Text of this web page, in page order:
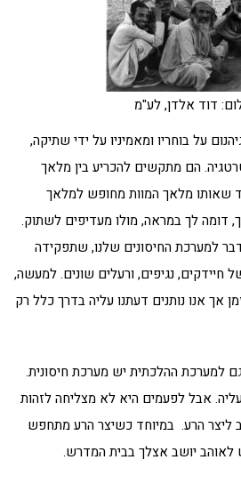
דוד אלדן, לע"מ
על בוחריו ומאמיניו על ידי שתיקה,
הם מתקשים להכריע בין מלאך
שאותו מלאך המוות מחופש למלאך
דומה לך במראה, מולו מעדיפים לשתוק.
למערכת החיסונים שלנו, שתפקידה
חיידקים, נגיפים, ורעלים שונים. למעשה,
אך אנו נותנים דעתנו עליה בדרך כלל רק
למערכת ההלכתית יש מערכת חיסונית.
אבל לפעמים היא לא מצליחה לזהות
ליצר הרע. במיוחד כשיצר הרע מתחפש
יושב אצלך בבית המדרש.